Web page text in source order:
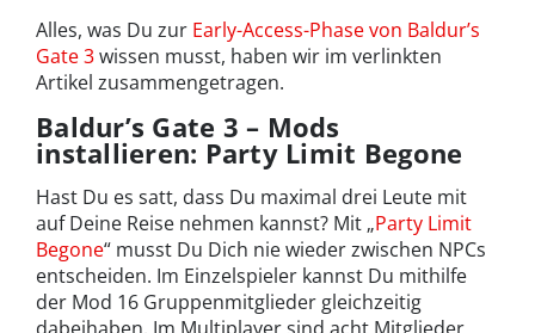
Alles, was Du zur Early-Access-Phase von Baldur’s
Gate 3wissen musst, haben wir im verlinkten
Artikel zusammengetragen.
Baldur’s Gate 3 – Mods
installieren: Party Limit Begone
Hast Du es satt, dass Du maximal drei Leute mit
auf Deine Reise nehmen kannst? Mit „Party Limit
Begone“ musst Du Dich nie wieder zwischen NPCs
entscheiden. Im Einzelspieler kannst Du mithilfe
der Mod 16 Gruppenmitglieder gleichzeitig